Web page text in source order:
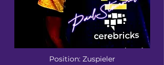
Position: Zuspieler